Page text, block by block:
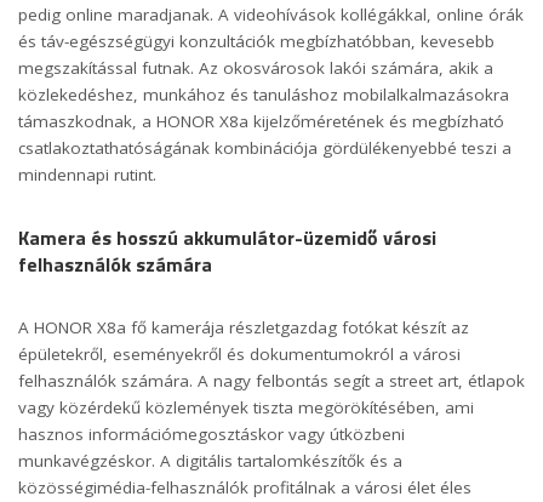
pedig online maradjanak. A videohívások kollégákkal, online órák
és táv-egészségügyi konzultációk megbízhatóbban, kevesebb
megszakítással futnak. Az okosvárosok lakói számára, akik a
közlekedéshez, munkához és tanuláshoz mobilalkalmazásokra
támaszkodnak, a HONOR X8a kijelzőméretének és megbízható
csatlakoztathatóságának kombinációja gördülékenyebbé teszi a
mindennapi rutint.
Kamera és hosszú akkumulátor-üzemidő városi
felhasználók számára
A HONOR X8a fő kamerája részletgazdag fotókat készít az
épületekről, eseményekről és dokumentumokról a városi
felhasználók számára. A nagy felbontás segít a street art, étlapok
vagy közérdekű közlemények tiszta megörökítésében, ami
hasznos információmegosztáskor vagy útközbeni
munkavégzéskor. A digitális tartalomkészítők és a
közösségimédia-felhasználók profitálnak a városi élet éles